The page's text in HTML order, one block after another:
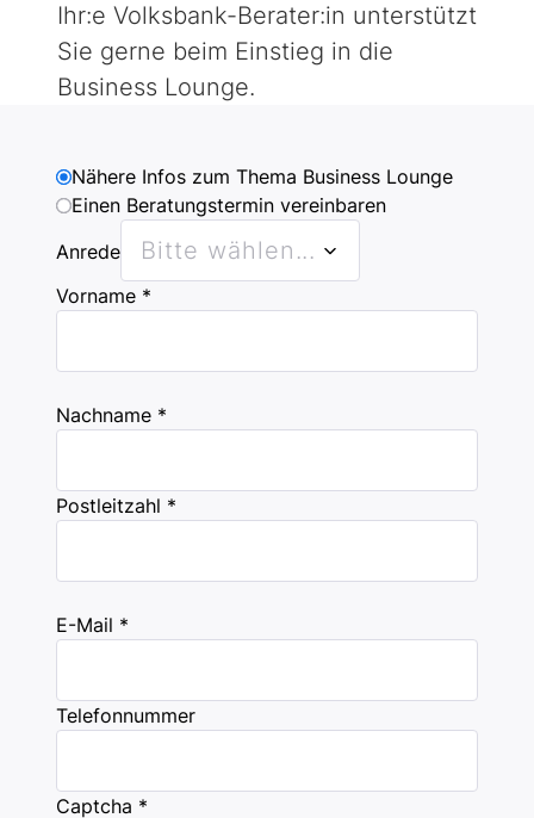
Ihr:e Volksbank-Berater:in unterstützt
Sie gerne beim Einstieg in die
Business Lounge.
Why
are
you
contacting
us?
Nähere Infos zum Thema Business Lounge
Einen Beratungstermin vereinbaren
Anrede
Bitte wählen...
Vorname *
Nachname *
Postleitzahl *
E-Mail *
Telefonnummer
Captcha *